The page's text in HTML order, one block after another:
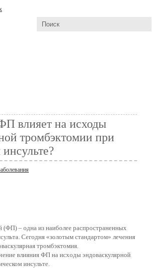
влияет на исходы
тромбэктомии при
(ФП) – одна из наиболее распространенных
Сегодня «золотым стандартом» лечения
тромбэктомия.
влияния ФП на исходы эндоваскулярной
инсульте.